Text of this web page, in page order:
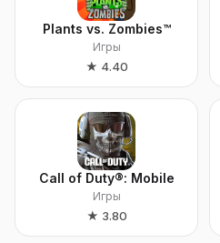
Plants vs. Zombies™
Игры
★ 4.40
Call of Duty®: Mobile
Игры
★ 3.80